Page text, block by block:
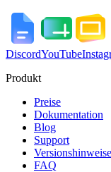
DiscordYouTube
Produkt
Preise
Dokumentation
Blog
Support
Versionshinweise
FAQ